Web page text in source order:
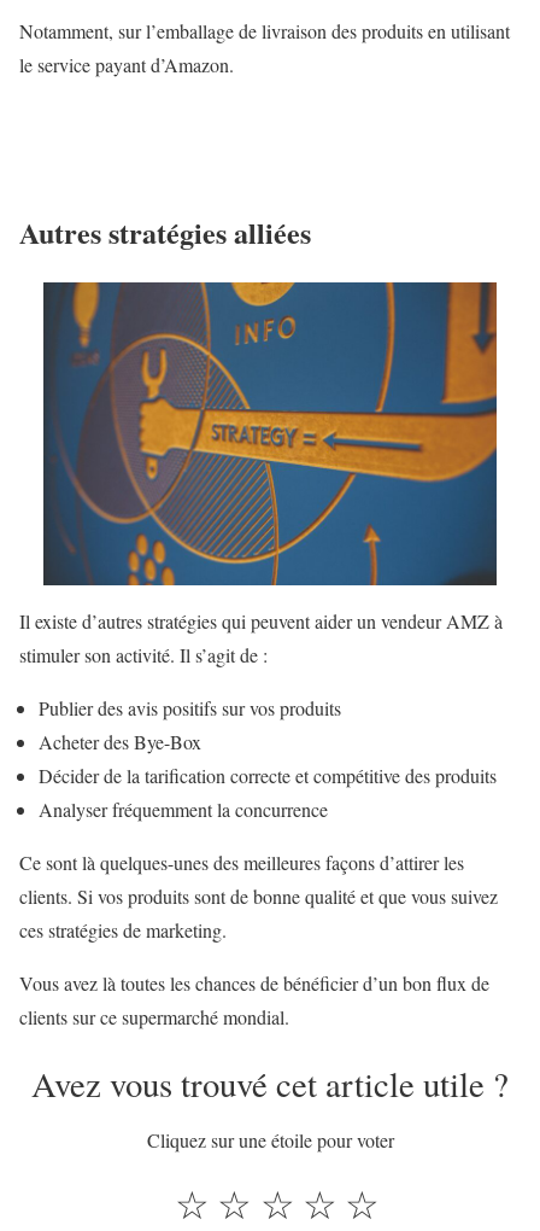
Notamment, sur l’emballage de livraison des produits en utilisant
le service payant d’Amazon.
Autres stratégies alliées
Il existe d’autres stratégies qui peuvent aider un vendeur AMZ à
stimuler son activité. Il s’agit de :
Publier des avis positifs sur vos produits
Acheter des Bye-Box
Décider de la tarification correcte et compétitive des produits
Analyser fréquemment la concurrence
Ce sont là quelques-unes des meilleures façons d’attirer les
clients. Si vos produits sont de bonne qualité et que vous suivez
ces stratégies de marketing.
Vous avez là toutes les chances de bénéficier d’un bon flux de
clients sur ce supermarché mondial.
Avez vous trouvé cet article utile ?
Cliquez sur une étoile pour voter
☆
☆
☆
☆
☆